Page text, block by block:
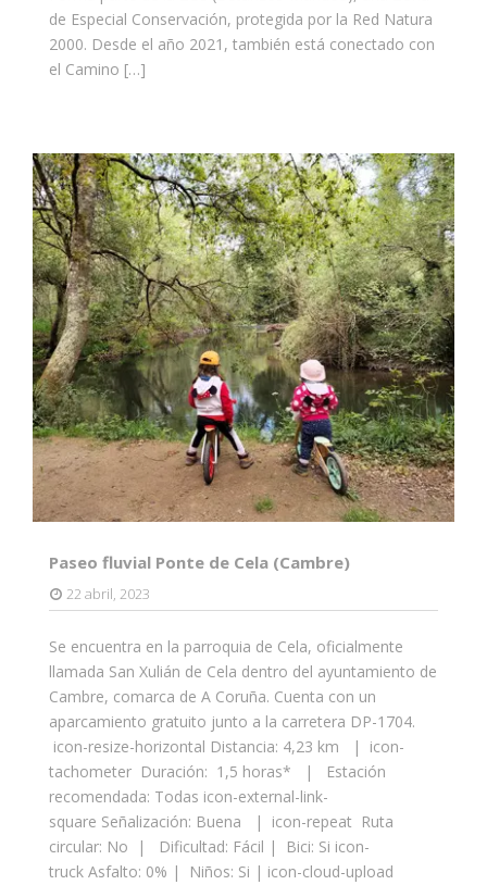
de Especial Conservación, protegida por la Red Natura
2000. Desde el año 2021, también está conectado con
el Camino […]
Paseo fluvial Ponte de Cela (Cambre)
22 abril, 2023
Se encuentra en la parroquia de Cela, oficialmente
llamada San Xulián de Cela dentro del ayuntamiento de
Cambre, comarca de A Coruña. Cuenta con un
aparcamiento gratuito junto a la carretera DP-1704.
icon-resize-horizontal Distancia: 4,23 km | icon-
tachometer Duración: 1,5 horas* | Estación
recomendada: Todas icon-external-link-
square Señalización: Buena | icon-repeat Ruta
circular: No | Dificultad: Fácil | Bici: Si icon-
truck Asfalto: 0% | Niños: Si | icon-cloud-upload